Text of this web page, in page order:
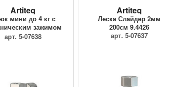
Artiteq
мини до 4 кг с
зажимом
9.4205
арт. 5-07638
Artiteq
Леска Слайдер 2мм
200см 9.4426
арт. 5-07637